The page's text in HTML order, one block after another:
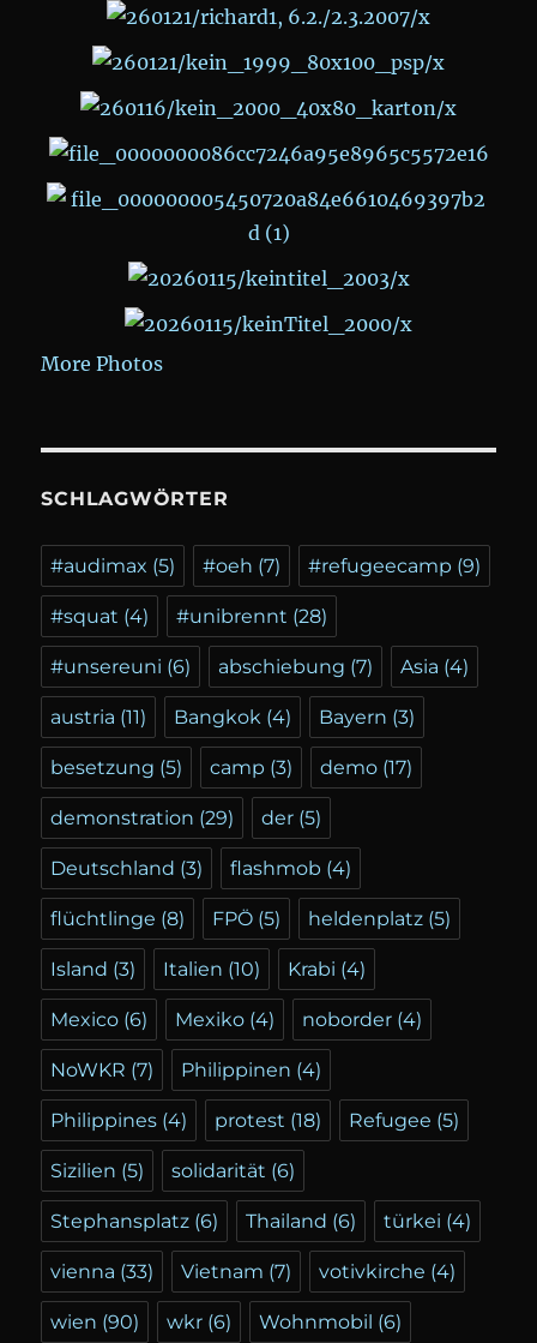
More Photos
SCHLAGWÖRTER
#audimax (5) #oeh (7) #refugeecamp (9)
#squat (4) #unibrennt (28)
#unsereuni (6) abschiebung (7) Asia (4)
austria (11) Bangkok (4) Bayern (3)
besetzung (5) camp (3) demo (17)
demonstration (29) der (5)
Deutschland (3) flashmob (4)
flüchtlinge (8) FPÖ (5) heldenplatz (5)
Island (3) Italien (10) Krabi (4)
Mexico (6) Mexiko (4) noborder (4)
NoWKR (7) Philippinen (4)
Philippines (4) protest (18) Refugee (5)
Sizilien (5) solidarität (6)
Stephansplatz (6) Thailand (6) türkei (4)
vienna (33) Vietnam (7) votivkirche (4)
wien (90) wkr (6) Wohnmobil (6)